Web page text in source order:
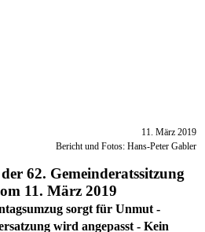
11. März 2019
Bericht und Fotos: Hans-Peter Gabler
62. Gemeinderatssitzung
11. März 2019
sorgt für Unmut -
wird angepasst - Kein